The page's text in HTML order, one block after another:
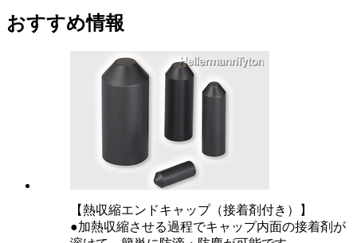
おすすめ情報
【熱収縮エンドキャップ（接着剤付き）】
●加熱収縮させる過程でキャップ内面の接着剤が